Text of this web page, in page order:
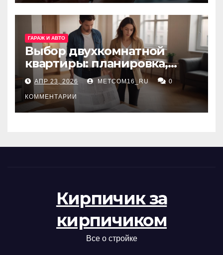
ГАРАЖ И АВТО
Выбор двухкомнатной
квартиры: планировка,
состояние жилья и
проверка документов
АПР 23, 2026 METCOM16_RU 0
КОММЕНТАРИИ
Кирпичик за
кирпичиком
Все о стройке